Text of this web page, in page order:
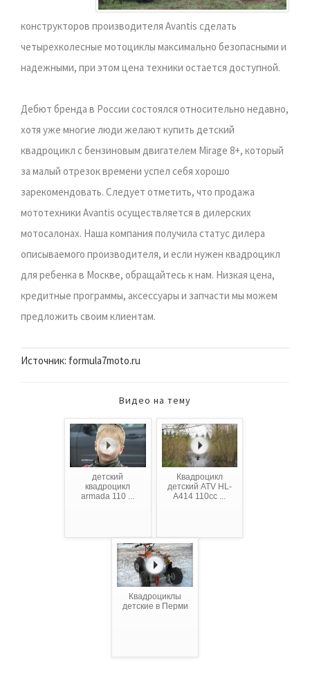
конструкторов производителя Avantis сделать
четырехколесные мотоциклы максимально безопасными и
надежными, при этом цена техники остается доступной.
Дебют бренда в России состоялся относительно недавно,
хотя уже многие люди желают купить детский
квадроцикл с бензиновым двигателем Mirage 8+, который
за малый отрезок времени успел себя хорошо
зарекомендовать. Следует отметить, что продажа
мототехники Avantis осуществляется в дилерских
мотосалонах. Наша компания получила статус дилера
описываемого производителя, и если нужен квадроцикл
для ребенка в Москве, обращайтесь к нам. Низкая цена,
кредитные программы, аксессуары и запчасти мы можем
предложить своим клиентам.
Источник: formula7moto.ru
Видео на тему
детский
квадроцикл
armada 110 ...
Квадроцикл
детский ATV HL-
A414 110cc ...
Квадроциклы
детские в Перми